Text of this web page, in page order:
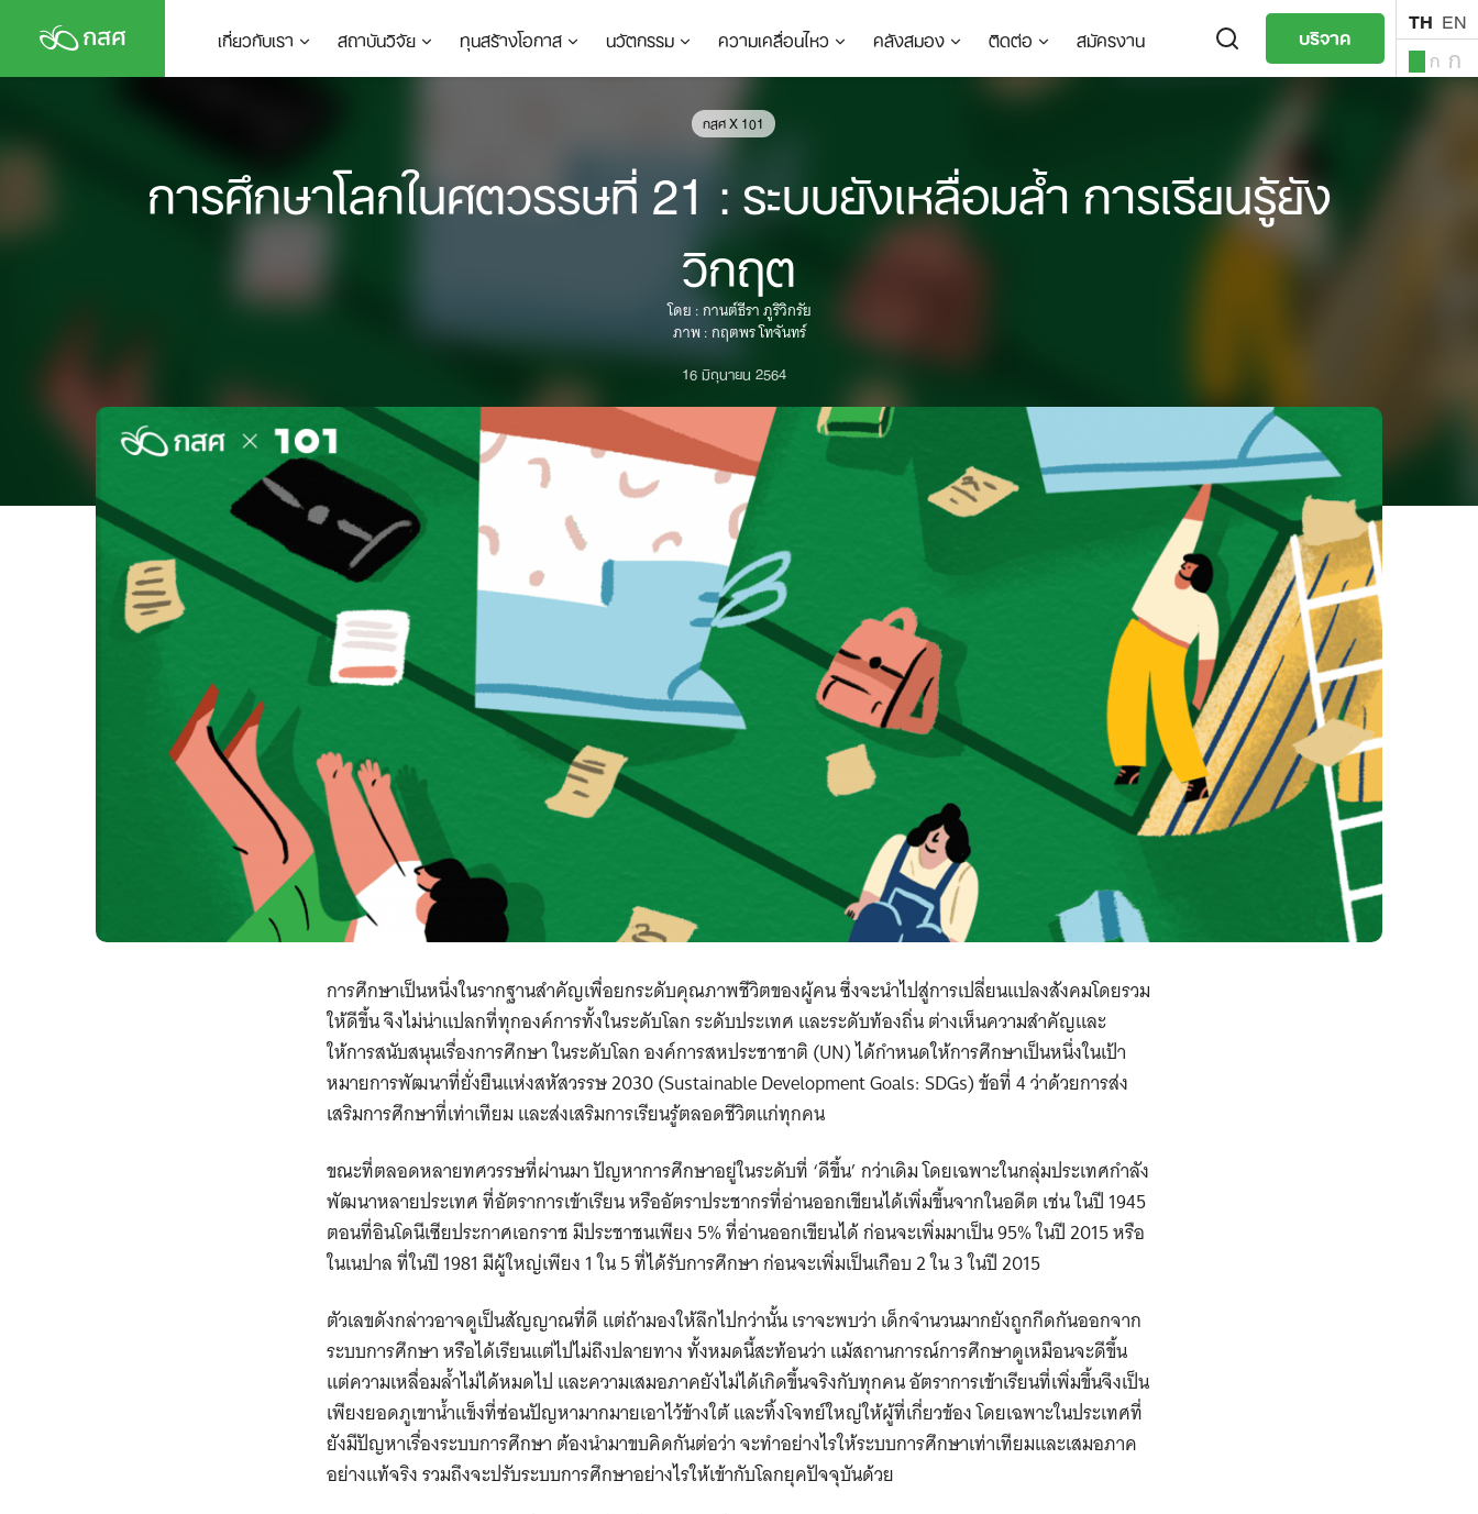
content
เกี่ยวกับเรา สถาบันวิจัย ทุนสร้างโอกาส นวัตกรรม ความเคลื่อนไหว คลังสมอง ติดต่อ สมัครงาน บริจาค TH EN
ก ก
กสศ X 101
การศึกษาโลกในศตวรรษที่ 21 : ระบบยังเหลื่อมล้ำ การเรียนรู้ยัง
วิกฤต
โดย : กานต์ธีรา ภูริวิกรัย
ภาพ : กฤตพร โทจันทร์
16 มิถุนายน 2564
การศึกษาเป็นหนึ่งในรากฐานสำคัญเพื่อยกระดับคุณภาพชีวิตของผู้คน ซึ่งจะนำไปสู่การเปลี่ยนแปลงสังคมโดยรวม
ให้ดีขึ้น จึงไม่น่าแปลกที่ทุกองค์การทั้งในระดับโลก ระดับประเทศ และระดับท้องถิ่น ต่างเห็นความสำคัญและ
ให้การสนับสนุนเรื่องการศึกษา ในระดับโลก องค์การสหประชาชาติ (UN) ได้กำหนดให้การศึกษาเป็นหนึ่งในเป้า
หมายการพัฒนาที่ยั่งยืนแห่งสหัสวรรษ 2030 (Sustainable Development Goals: SDGs) ข้อที่ 4 ว่าด้วยการส่ง
เสริมการศึกษาที่เท่าเทียม และส่งเสริมการเรียนรู้ตลอดชีวิตแก่ทุกคน
ขณะที่ตลอดหลายทศวรรษที่ผ่านมา ปัญหาการศึกษาอยู่ในระดับที่ ‘ดีขึ้น’ กว่าเดิม โดยเฉพาะในกลุ่มประเทศกำลัง
พัฒนาหลายประเทศ ที่อัตราการเข้าเรียน หรืออัตราประชากรที่อ่านออกเขียนได้เพิ่มขึ้นจากในอดีต เช่น ในปี 1945
ตอนที่อินโดนีเซียประกาศเอกราช มีประชาชนเพียง 5% ที่อ่านออกเขียนได้ ก่อนจะเพิ่มมาเป็น 95% ในปี 2015 หรือ
ในเนปาล ที่ในปี 1981 มีผู้ใหญ่เพียง 1 ใน 5 ที่ได้รับการศึกษา ก่อนจะเพิ่มเป็นเกือบ 2 ใน 3 ในปี 2015
ตัวเลขดังกล่าวอาจดูเป็นสัญญาณที่ดี แต่ถ้ามองให้ลึกไปกว่านั้น เราจะพบว่า เด็กจำนวนมากยังถูกกีดกันออกจาก
ระบบการศึกษา หรือได้เรียนแต่ไปไม่ถึงปลายทาง ทั้งหมดนี้สะท้อนว่า แม้สถานการณ์การศึกษาดูเหมือนจะดีขึ้น
แต่ความเหลื่อมล้ำไม่ได้หมดไป และความเสมอภาคยังไม่ได้เกิดขึ้นจริงกับทุกคน อัตราการเข้าเรียนที่เพิ่มขึ้นจึงเป็น
เพียงยอดภูเขาน้ำแข็งที่ซ่อนปัญหามากมายเอาไว้ข้างใต้ และทิ้งโจทย์ใหญ่ให้ผู้ที่เกี่ยวข้อง โดยเฉพาะในประเทศที่
ยังมีปัญหาเรื่องระบบการศึกษา ต้องนำมาขบคิดกันต่อว่า จะทำอย่างไรให้ระบบการศึกษาเท่าเทียมและเสมอภาค
อย่างแท้จริง รวมถึงจะปรับระบบการศึกษาอย่างไรให้เข้ากับโลกยุคปัจจุบันด้วย